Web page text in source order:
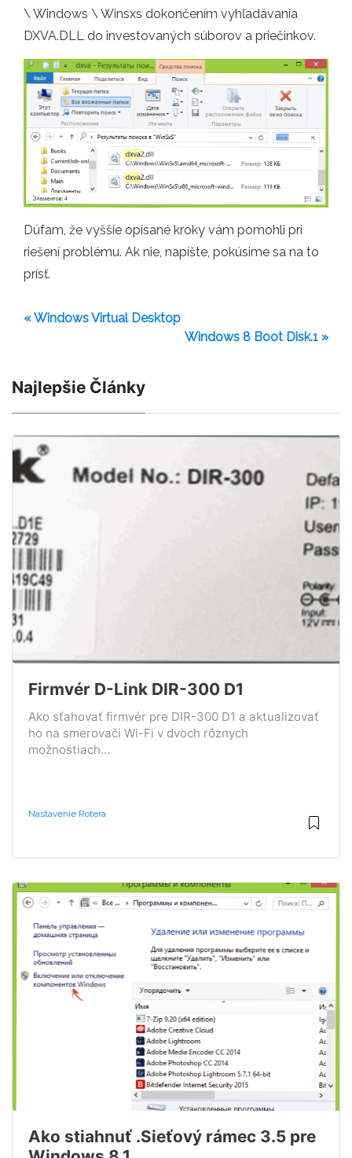
\ Windows \ Winsxs dokončením vyhľadávania
DXVA.DLL do investovaných súborov a priečinkov.
Dúfam, že vyššie opísané kroky vám pomohli pri
riešení problému. Ak nie, napíšte, pokúsime sa na to
prísť.
« Windows Virtual Desktop
Windows 8 Boot Disk.1 »
Najlepšie Články
Firmvér D-Link DIR-300 D1
Ako sťahovať firmvér pre DIR-300 D1 a aktualizovať
ho na smerovači Wi-Fi v dvoch rôznych
možnostiach...
Nastavenie Rotera
Ako stiahnuť .Sieťový rámec 3.5 pre